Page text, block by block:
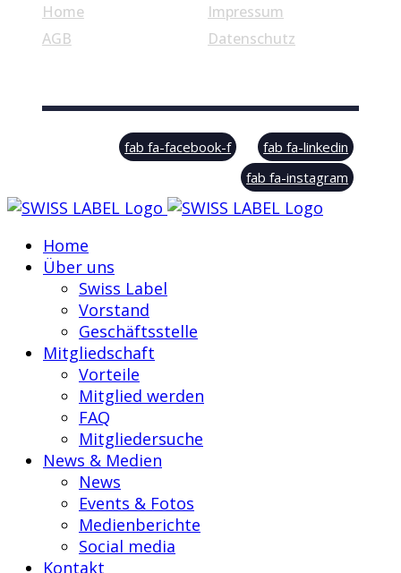
Home
AGB
Impressum
Datenschutz
© Swiss Label, All rights reserved
fab fa-facebook-f
fab fa-linkedin
fab fa-instagram
Home
Über uns
Swiss Label
Vorstand
Geschäftsstelle
Mitgliedschaft
Vorteile
Mitglied werden
FAQ
Mitgliedersuche
News & Medien
News
Events & Fotos
Medienberichte
Social media
Kontakt